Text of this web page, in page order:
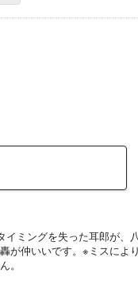
ミングを失った耳郎が、
が仲いいです。※ミスによ
。